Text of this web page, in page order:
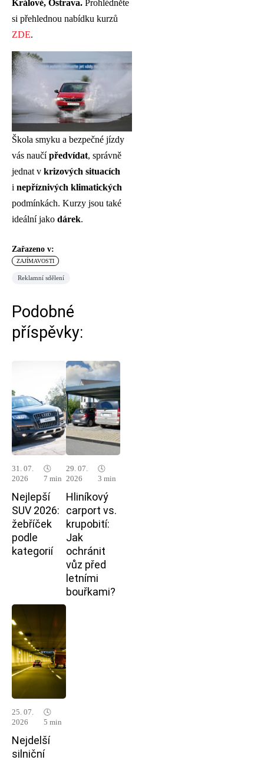
Králové, Ostrava. Prohlédněte
si přehlednou nabídku kurzů
ZDE.
Škola smyku a bezpečné jízdy
vás naučípředvídat, správně
jednat v krizových situacích
i nepříznivých klimatických
podmínkách. Kurzy jsou také
ideální jako dárek.
Zařazeno v:
ZAJÍMAVOSTI
Reklamní sdělení
Podobné
příspěvky:
31. 07.
2026
🕓
7 min
Nejlepší
SUV 2026:
žebříček
podle
kategorií
29. 07.
2026
🕓
3 min
Hliníkový
carport vs.
krupobití:
Jak
ochránit
vůz před
letními
bouřkami?
25. 07.
2026
🕓
5 min
Nejdelší
silniční